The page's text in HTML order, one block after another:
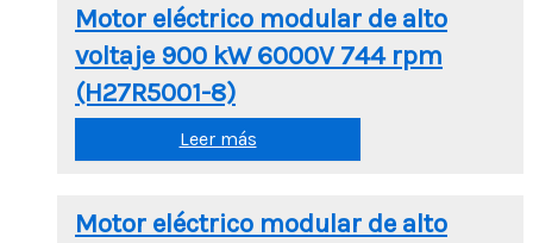
Motor eléctrico modular de alto
voltaje 900 kW 6000V 744 rpm
(H27R5001-8)
Leer más
Motor eléctrico modular de alto